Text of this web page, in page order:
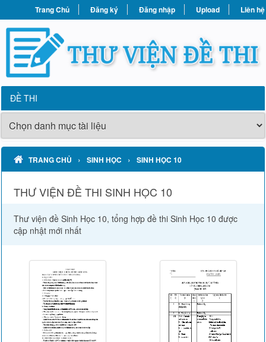
Trang Chủ Đăng ký Đăng nhập Upload Liên hệ
ĐỀ THI
TRANG CHỦ › SINH HỌC › SINH HỌC 10
THƯ VIỆN ĐỀ THI SINH HỌC 10
Thư viện đề Sinh Học 10, tổng hợp đề thi Sinh Học 10 được
cập nhật mới nhất